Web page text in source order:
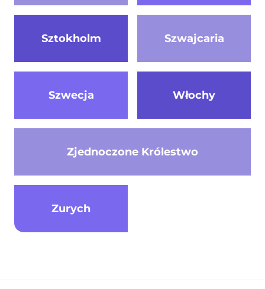
Sztokholm Szwajcaria
Szwecja Włochy
Zjednoczone Królestwo
Zurych